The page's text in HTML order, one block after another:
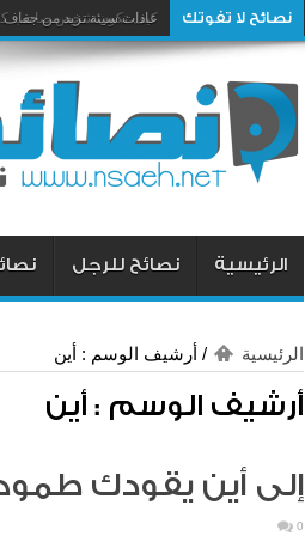
نصائح لا تفوتك عادات سيئة تزيد من جفاف
كيف تكون شخص صاحب
الرئيسية نصائح للرجل
الرئيسية / أرشيف الوسم : أين
أرشيف الوسم : أين
إلى أين يقودك
0